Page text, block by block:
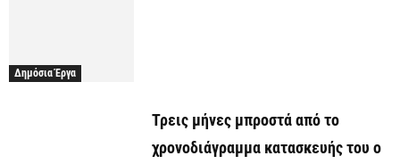
Δημόσια Έργα
Τρεις μήνες μπροστά από το
χρονοδιάγραμμα κατασκευής του ο